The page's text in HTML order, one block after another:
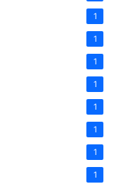
1
1
1
1
1
1
1
1